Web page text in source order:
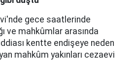
gece saatlerinde
ve mahkûmlar arasında
kentte endişeye neden
mahkûm yakınları cezaevi